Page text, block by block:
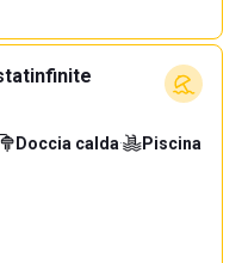
Doccia calda·
Piscina